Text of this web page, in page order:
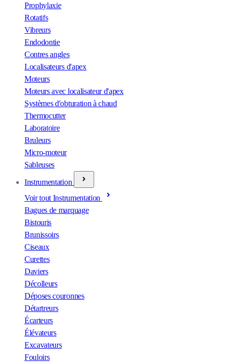
Prophylaxie
Rotatifs
Vibreurs
Endodontie
Contres angles
Localisateurs d'apex
Moteurs
Moteurs avec localisateur d'apex
Systèmes d'obturation à chaud
Thermocutter
Laboratoire
Bruleurs
Micro-moteur
Sableuses
Instrumentation
Voir tout Instrumentation
Bagues de marquage
Bistouris
Brunissoirs
Ciseaux
Curettes
Daviers
Décolleurs
Déposes couronnes
Détartreurs
Écarteurs
Élévateurs
Excavateurs
Fouloirs